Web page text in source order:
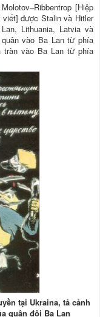
[Hiệp
được Stalin và Hitler
Lithuania, Latvia và
vào Ba Lan từ phía
tràn vào Ba Lan từ phía
tại Ukraina, tả cảnh
quân đội Ba Lan